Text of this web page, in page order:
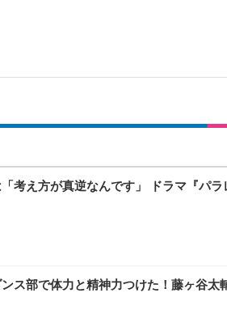
考え方が真逆なんです」 ドラマ『パ
ス部で体力と精神力つけた！藤ヶ谷太